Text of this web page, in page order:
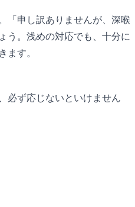
「申し訳ありませんが、深喉
う。浅めの対応でも、十分に
ます。
必ず応じないといけません